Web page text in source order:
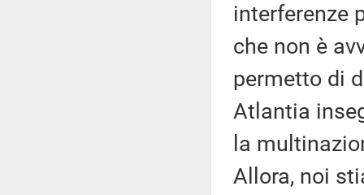
interferenze
che non è
permetto di
Atlantia
la
Allora, noi